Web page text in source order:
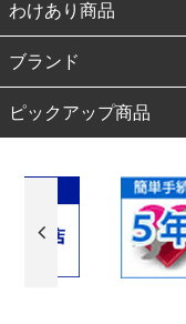
わけあり商品
ブランド
ピックアップ商品